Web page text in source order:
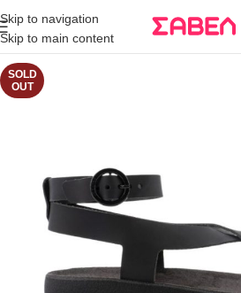
Skip to navigation
Skip to main content
άνω των 80€
Παραγγελία
SOLD
OUT